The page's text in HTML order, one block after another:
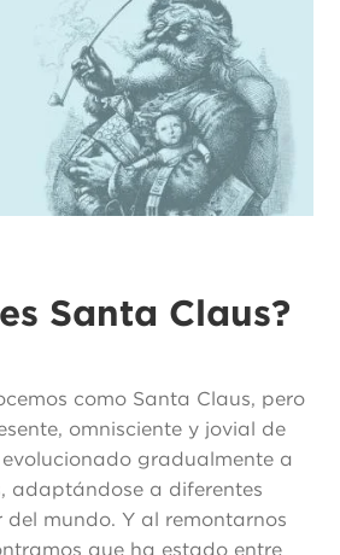
Santa Claus?
como Santa Claus, pero
omnisciente y jovial de
gradualmente a
adaptándose a diferentes
mundo. Y al remontarnos
que ha estado entre